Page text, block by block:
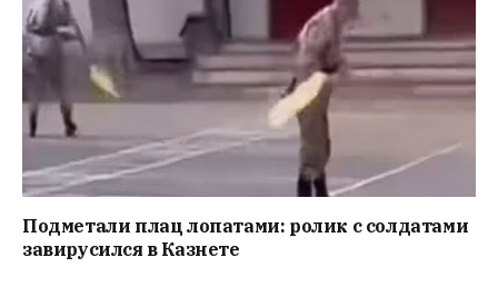
Подметали плац лопатами: ролик с солдатами
завирусился в Казнете